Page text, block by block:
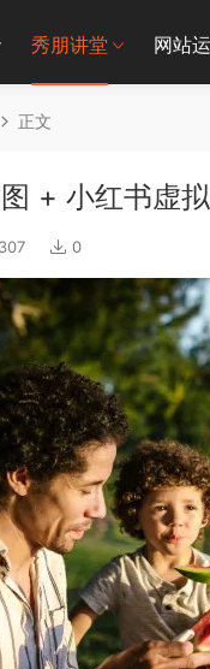
秀朋讲堂 网站
正文
+ 小红书虚
307 0